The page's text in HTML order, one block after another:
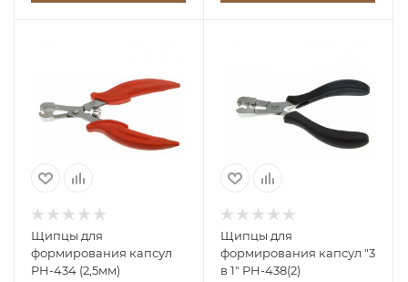
Щипцы для
формирования капсул
PH-434 (2,5мм)
Щипцы для
формирования капсул "3
в 1" PH-438(2)